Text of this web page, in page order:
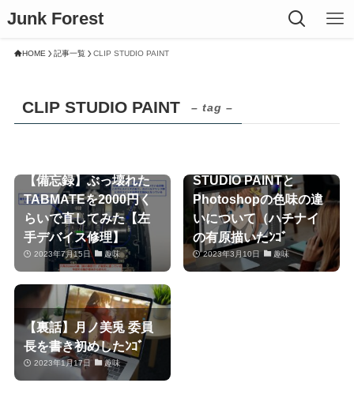
Junk Forest
HOME 記事一覧 CLIP STUDIO PAINT
CLIP STUDIO PAINT – tag –
【備忘録】ぶっ壊れた
TABMATEを2000円く
らいで直してみた【左
手デバイス修理】
2023年7月15日 趣味
STUDIO PAINTと
Photoshopの色味の違
いについて（ハチナイ
の有原描いたﾝｺﾞ
2023年3月10日 趣味
【裏話】月ノ美兎 委員
長を書き初めしたﾝｺﾞ
2023年1月17日 趣味